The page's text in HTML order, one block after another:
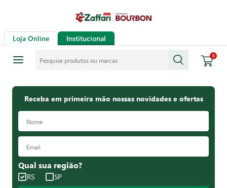
Loja Online Institucional
0
Receba em primeira mão nossas novidades e ofertas
Qual sua região?
RS SP